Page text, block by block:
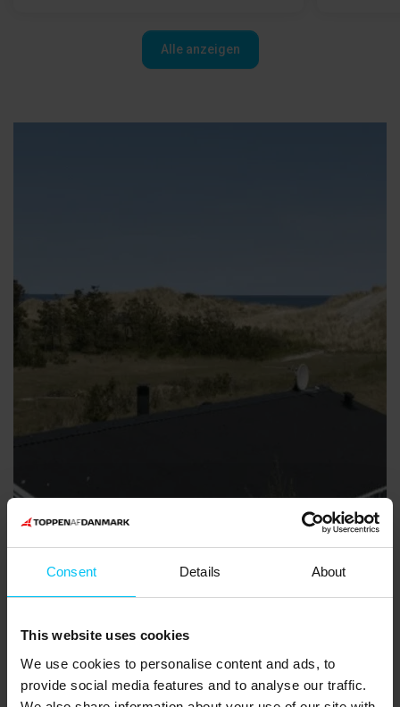
Consent Details About
This website uses cookies
We use cookies to personalise content and ads, to
provide social media features and to analyse our traffic.
Alle anzeigen